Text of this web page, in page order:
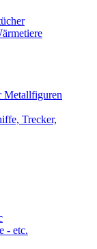
Metallfiguren
Trecker,
- etc.